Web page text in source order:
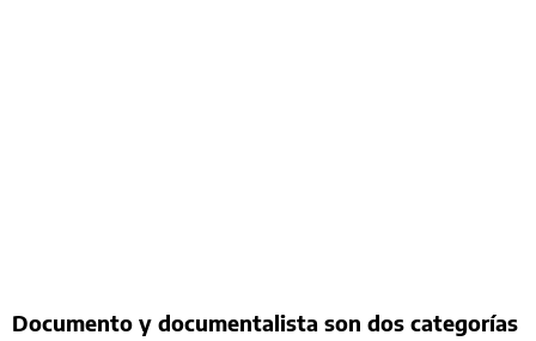
Documento y documentalista son dos categorías